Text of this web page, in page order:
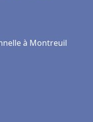
à Montreuil